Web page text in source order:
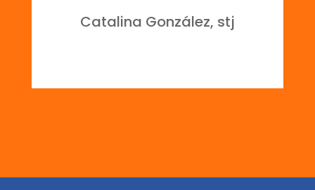
Catalina González, stj